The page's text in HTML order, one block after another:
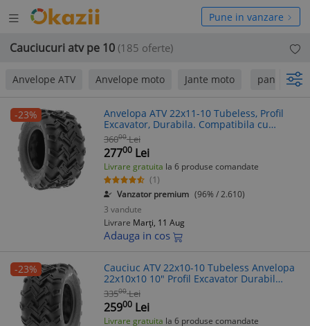
Deschide
meniul
Pune in vanzare
Cauciucuri atv pe 10 (185 oferte)
Anvelope ATV Anvelope moto Jante moto pana la
-23%
Anvelopa ATV 22x11-10 Tubeless, Profil
Excavator, Durabila. Compatibila cu
diverse ATV-uri
36000 Lei
27700 Lei
Livrare gratuita la 6 produse comandate
(1)
Vanzator premium (96% / 2.610)
3 vandute
Livrare Marți, 11 Aug
Adauga in cos
-23%
Cauciuc ATV 22x10-10 Tubeless Anvelopa
22x10x10 10" Profil Excavator Durabil
Aderenta Maxima
33500 Lei
25900 Lei
Livrare gratuita la 6 produse comandate